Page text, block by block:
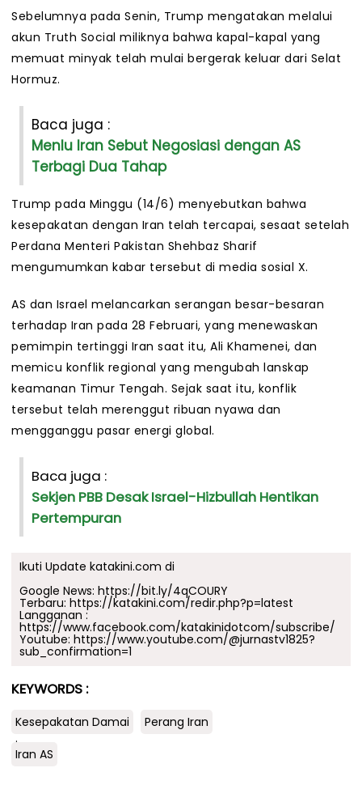
Sebelumnya pada Senin, Trump mengatakan melalui
akun Truth Social miliknya bahwa kapal-kapal yang
memuat minyak telah mulai bergerak keluar dari Selat
Hormuz.
Baca juga :
Menlu Iran Sebut Negosiasi dengan AS
Terbagi Dua Tahap
Trump pada Minggu (14/6) menyebutkan bahwa
kesepakatan dengan Iran telah tercapai, sesaat setelah
Perdana Menteri Pakistan Shehbaz Sharif
mengumumkan kabar tersebut di media sosial X.
AS dan Israel melancarkan serangan besar-besaran
terhadap Iran pada 28 Februari, yang menewaskan
pemimpin tertinggi Iran saat itu, Ali Khamenei, dan
memicu konflik regional yang mengubah lanskap
keamanan Timur Tengah. Sejak saat itu, konflik
tersebut telah merenggut ribuan nyawa dan
mengganggu pasar energi global.
Baca juga :
Sekjen PBB Desak Israel-Hizbullah Hentikan
Pertempuran
Ikuti Update katakini.com di
Google News: https://bit.ly/4qCOURY
Terbaru: https://katakini.com/redir.php?p=latest
Langganan :
https://www.facebook.com/katakinidotcom/subscribe/
Youtube: https://www.youtube.com/@jurnastv1825?
sub_confirmation=1
KEYWORDS :
Kesepakatan Damai
Perang Iran
.
Iran AS